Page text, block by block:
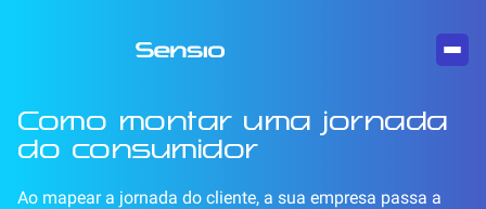
Como montar uma jornada
do consumidor
Ao mapear a jornada do cliente, a sua empresa passa a